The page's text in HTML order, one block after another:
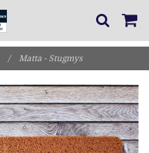
/ Matta - Stugmys